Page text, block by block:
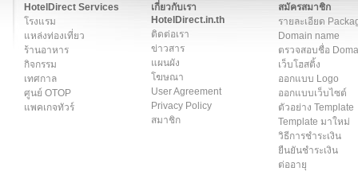
HotelDirect Services
โรงแรม
แหล่งท่องเที่ยว
ร้านอาหาร
กิจกรรม
เทศกาล
ศูนย์ OTOP
แพคเกจทัวร์
เกี่ยวกับเรา
HotelDirect.in.th
ติดต่อเรา
ข่าวสาร
แผนผัง
โฆษณา
User Agreement
Privacy Policy
สมาชิก
สมัครสมาชิก
รายละเอียด
Domain name
ตรวจสอบชื่อ
เว็บโฮสติ้ง
ออกแบบ Logo
ออกแบบเว็บไซต์
ตัวอย่าง Template
Template มาใหม่
วิธีการชำระเงิน
ยืนยันชำระเงิน
ต่ออายุ